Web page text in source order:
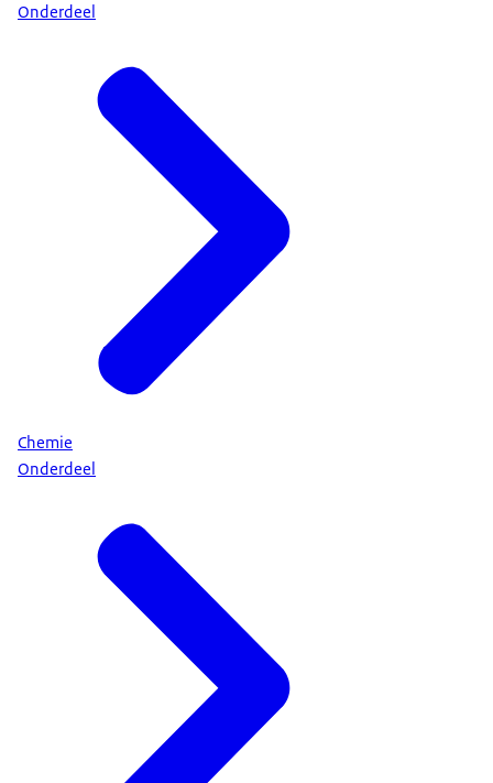
Onderdeel
Chemie
Onderdeel